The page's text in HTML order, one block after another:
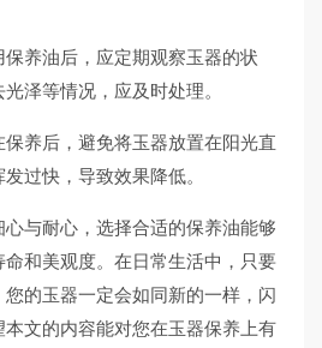
养油后，应定期观察玉器的状
泽等情况，应及时处理。
养后，避免将玉器放置在阳光直
过快，导致效果降低。
与耐心，选择合适的保养油能够
和美观度。在日常生活中，只要
的玉器一定会如同新的一样，闪
文的内容能对您在玉器保养上有